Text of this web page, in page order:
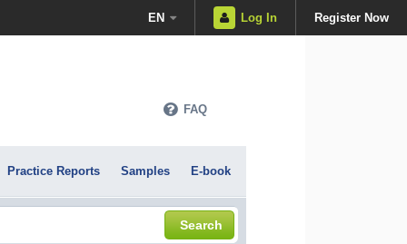
EN Log In Register Now
FAQ
Practice Reports Samples E-book
Search